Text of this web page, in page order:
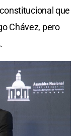
que
Chávez, pero